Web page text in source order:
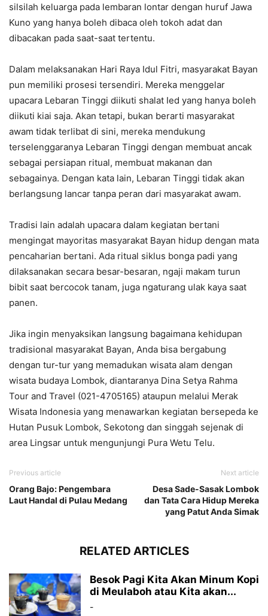
silsilah keluarga pada lembaran lontar dengan huruf Jawa
Kuno yang hanya boleh dibaca oleh tokoh adat dan
dibacakan pada saat-saat tertentu.
Dalam melaksanakan Hari Raya Idul Fitri, masyarakat Bayan
pun memiliki prosesi tersendiri. Mereka menggelar
upacara Lebaran Tinggi diikuti shalat Ied yang hanya boleh
diikuti kiai saja. Akan tetapi, bukan berarti masyarakat
awam tidak terlibat di sini, mereka mendukung
terselenggaranya Lebaran Tinggi dengan membuat ancak
sebagai persiapan ritual, membuat makanan dan
sebagainya. Dengan kata lain, Lebaran Tinggi tidak akan
berlangsung lancar tanpa peran dari masyarakat awam.
Tradisi lain adalah upacara dalam kegiatan bertani
mengingat mayoritas masyarakat Bayan hidup dengan mata
pencaharian bertani. Ada ritual siklus bonga padi yang
dilaksanakan secara besar-besaran, ngaji makam turun
bibit saat bercocok tanam, juga ngaturang ulak kaya saat
panen.
Jika ingin menyaksikan langsung bagaimana kehidupan
tradisional masyarakat Bayan, Anda bisa bergabung
dengan tur-tur yang memadukan wisata alam dengan
wisata budaya Lombok, diantaranya Dina Setya Rahma
Tour and Travel (021-4705165) ataupun melalui Merak
Wisata Indonesia yang menawarkan kegiatan bersepeda ke
Hutan Pusuk Lombok, Sekotong dan singgah sejenak di
area Lingsar untuk mengunjungi Pura Wetu Telu.
Previous article
Orang Bajo: Pengembara
Laut Handal di Pulau Medang
Next article
Desa Sade-Sasak Lombok
dan Tata Cara Hidup Mereka
yang Patut Anda Simak
RELATED ARTICLES
Besok Pagi Kita Akan Minum Kopi
di Meulaboh atau Kita akan...
-